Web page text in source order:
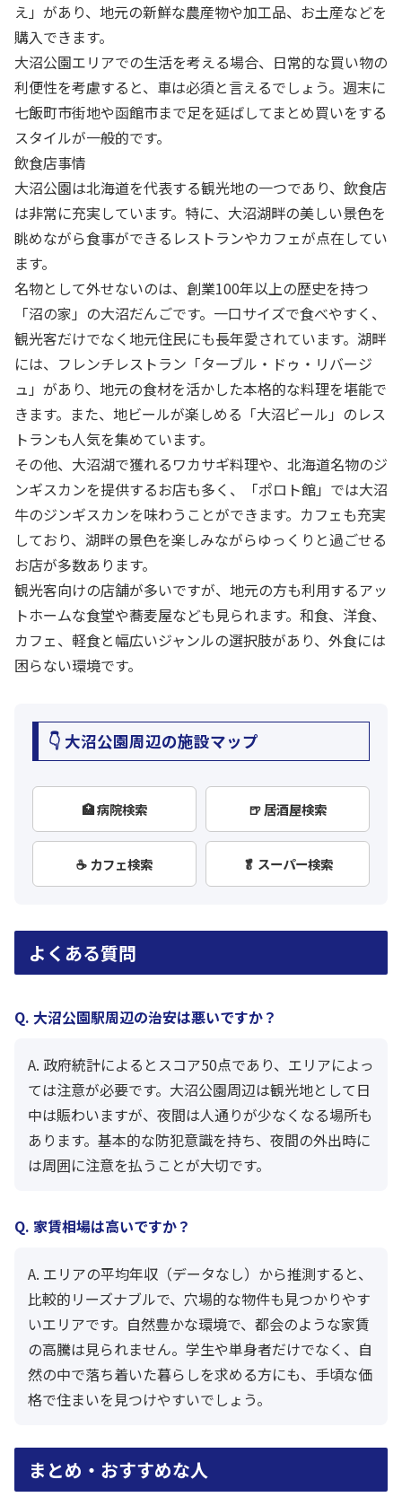
え」があり、地元の新鮮な農産物や加工品、お土産などを
購入できます。
大沼公園エリアでの生活を考える場合、日常的な買い物の
利便性を考慮すると、車は必須と言えるでしょう。週末に
七飯町市街地や函館市まで足を延ばしてまとめ買いをする
スタイルが一般的です。
飲食店事情
大沼公園は北海道を代表する観光地の一つであり、飲食店
は非常に充実しています。特に、大沼湖畔の美しい景色を
眺めながら食事ができるレストランやカフェが点在してい
ます。
名物として外せないのは、創業100年以上の歴史を持つ
「沼の家」の大沼だんごです。一口サイズで食べやすく、
観光客だけでなく地元住民にも長年愛されています。湖畔
には、フレンチレストラン「ターブル・ドゥ・リバージ
ュ」があり、地元の食材を活かした本格的な料理を堪能で
きます。また、地ビールが楽しめる「大沼ビール」のレス
トランも人気を集めています。
その他、大沼湖で獲れるワカサギ料理や、北海道名物のジ
ンギスカンを提供するお店も多く、「ポロト館」では大沼
牛のジンギスカンを味わうことができます。カフェも充実
しており、湖畔の景色を楽しみながらゆっくりと過ごせる
お店が多数あります。
観光客向けの店舗が多いですが、地元の方も利用するアッ
トホームな食堂や蕎麦屋なども見られます。和食、洋食、
カフェ、軽食と幅広いジャンルの選択肢があり、外食には
困らない環境です。
👇 大沼公園周辺の施設マップ
🏥 病院検索 🍺 居酒屋検索
☕ カフェ検索 🥬 スーパー検索
よくある質問
Q. 大沼公園駅周辺の治安は悪いですか？
A. 政府統計によるとスコア50点であり、エリアによっ
ては注意が必要です。大沼公園周辺は観光地として日
中は賑わいますが、夜間は人通りが少なくなる場所も
あります。基本的な防犯意識を持ち、夜間の外出時に
は周囲に注意を払うことが大切です。
Q. 家賃相場は高いですか？
A. エリアの平均年収（データなし）から推測すると、
比較的リーズナブルで、穴場的な物件も見つかりやす
いエリアです。自然豊かな環境で、都会のような家賃
の高騰は見られません。学生や単身者だけでなく、自
然の中で落ち着いた暮らしを求める方にも、手頃な価
格で住まいを見つけやすいでしょう。
まとめ・おすすめな人